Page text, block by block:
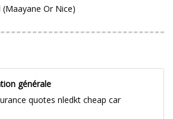
Or Nice)
générale
quotes nledkt cheap car